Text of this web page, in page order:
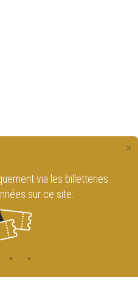
×
via les billetteries
sur ce site.